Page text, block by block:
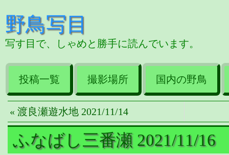
野鳥写目
写す目で、しゃめと勝手に読んでいます。
投稿一覧 撮影場所 国内の野鳥
« 渡良瀬遊水地 2021/11/14
ふなばし三番瀬 2021/11/16